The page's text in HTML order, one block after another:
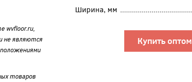
wvfloor.ru,
не являются
товаров
Ширина, мм
Купить оптом